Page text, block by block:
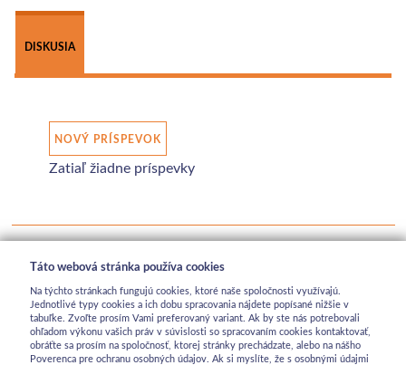
DISKUSIA
NOVÝ PRÍSPEVOK
Zatiaľ žiadne príspevky
Táto webová stránka používa cookies
Na týchto stránkach fungujú cookies, ktoré naše spoločnosti využívajú.
Jednotlivé typy cookies a ich dobu spracovania nájdete popísané nižšie v
tabuľke. Zvoľte prosím Vami preferovaný variant. Ak by ste nás potrebovali
ohľadom výkonu vašich práv v súvislosti so spracovaním cookies kontaktovať,
obráťte sa prosím na spoločnosť, ktorej stránky prechádzate, alebo na nášho
Poverenca pre ochranu osobných údajov. Ak si myslíte, že s osobnými údajmi